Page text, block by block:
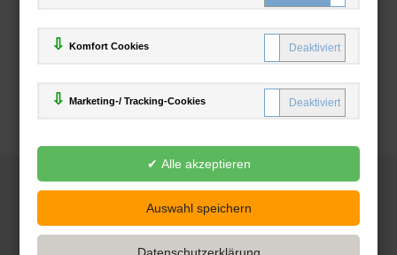
Komfort Cookies
Marketing-/ Tracking-Cookies
Deutsche-Buchhandlung.de
www.deutsche-buchhandlung.de ist ein Angebot der
Handelsgesellschaft mbH
Powered by Inooga